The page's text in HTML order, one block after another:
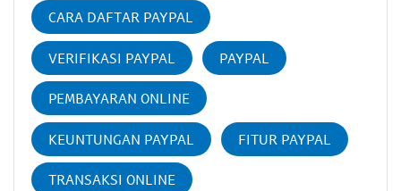
CARA DAFTAR PAYPAL
VERIFIKASI PAYPAL PAYPAL
PEMBAYARAN ONLINE
KEUNTUNGAN PAYPAL FITUR PAYPAL
TRANSAKSI ONLINE